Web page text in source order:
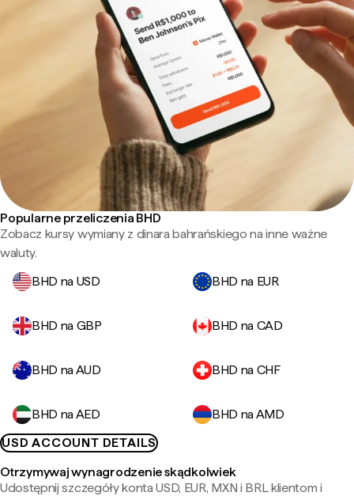
Popularne przeliczenia BHD
Zobacz kursy wymiany z dinara bahrańskiego na inne ważne
waluty.
BHD na USD
BHD na EUR
BHD na GBP BHD na CAD
BHD na AUD BHD na CHF
BHD na AED
BHD na AMD
USD ACCOUNT DETAILS
Otrzymywaj wynagrodzenie skądkolwiek
Udostępnij szczegóły konta USD, EUR, MXN i BRL klientom i